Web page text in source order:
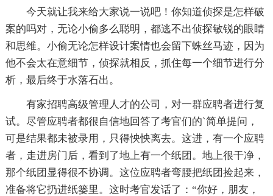
今天就让我来给大家说一说吧！你知道侦探是怎样破
案的吗对，无论小偷多么聪明，都逃不出侦探敏锐的眼睛
和思维。小偷无论怎样设计案情也会留下蛛丝马迹，因为
他不会太在意细节，侦探就相反，抓住每一个细节进行分
析，最后终于水落石出。
有家招聘高级管理人才的公司，对一群应聘者进行复
试。尽管应聘者都很自信地回答了考官们的`简单提问，
可是结果都未被录用，只得怏怏离去。这进，有一个应聘
者，走进房门后，看到了地上有一个纸团。地上很干净，
那个纸团显得很不协调。这位应聘者弯腰把纸团捡起来，
准备将它扔进纸篓里。这时考官发话了：“你好，朋友，